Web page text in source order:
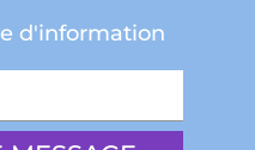
d'information